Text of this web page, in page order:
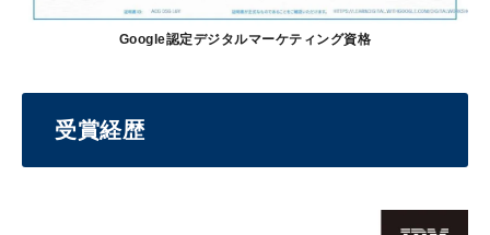
Google認定デジタルマーケティング資格
受賞経歴